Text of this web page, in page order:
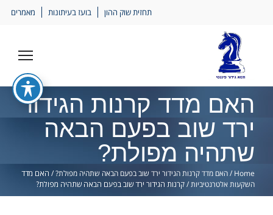
תחזית שוק ההון בועז בעיתונות מאמרים
האם מדד קרנות הגידור
ירד שוב בפעם הבאה
שתהיה מפולת?
Home
/האם מדד קרנות הגידור ירד שוב בפעם הבאה שתהיה מפולת?/
השקעות אלטרנטיביות/
האם מדד
קרנות הגידור ירד שוב בפעם הבאה שתהיה מפולת?